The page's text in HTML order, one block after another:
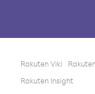
Rakuten Viki
Rakuten Insight